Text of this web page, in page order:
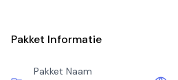
Pakket Informatie
Pakket Naam